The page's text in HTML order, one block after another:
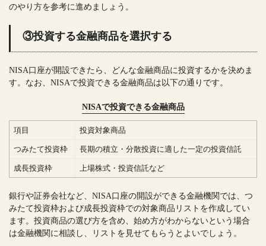
のやり方を参考に進めましょう。
③投資する金融商品を選択する
NISA口座が開設できたら、どんな金融商品に投資するかを決めま
す。なお、NISAで投資できる金融商品は以下の通りです。
NISAで投資できる金融商品
項目 投資対象商品
つみたて投資枠 長期の積立・分散投資に適した一定の投資信託
成長投資枠 上場株式・投資信託など
銀行や証券会社など、NISA口座の開設ができる金融機関では、つ
みたて投資枠および成長投資枠での対象商品リストを作成してい
ます。投資商品の選び方を含め、始め方がわからないという場合
は金融機関に相談し、リストを見せてもらうとよいでしょう。